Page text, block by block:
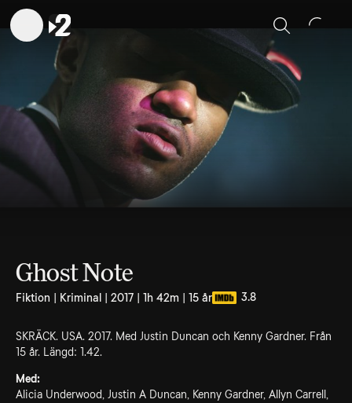
Sök
Ghost Note
Fiktion | Kriminal | 2017 | 1h 42m | 15 år 3.8
SKRÄCK. USA. 2017. Med Justin Duncan och Kenny Gardner. Från
15 år. Längd: 1.42.
Med:
Alicia Underwood, Justin A Duncan, Kenny Gardner, Allyn Carrell,